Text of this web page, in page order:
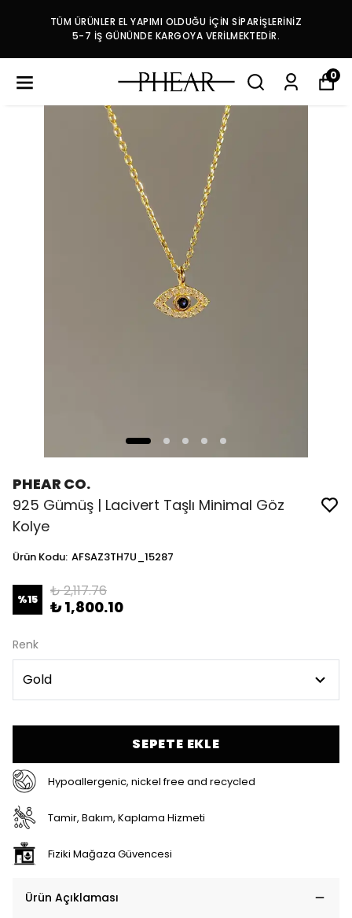
TÜM ÜRÜNLER EL YAPIMI OLDUĞU İÇİN SİPARİŞLERİNİZ
5-7 İŞ GÜNÜNDE KARGOYA VERİLMEKTEDİR.
0
PHEAR CO.
925 Gümüş | Lacivert Taşlı Minimal Göz
Kolye
Ürün Kodu: AFSAZ3TH7U_15287
%15 ₺ 2,117.76
₺ 1,800.10
Renk
SEPETE EKLE
Hypoallergenic, nickel free and recycled
Tamir, Bakım, Kaplama Hizmeti
Fiziki Mağaza Güvencesi
Ürün Açıklaması